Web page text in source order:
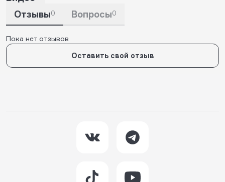
Отзывы0 Вопросы0
Пока нет отзывов
Оставить свой отзыв